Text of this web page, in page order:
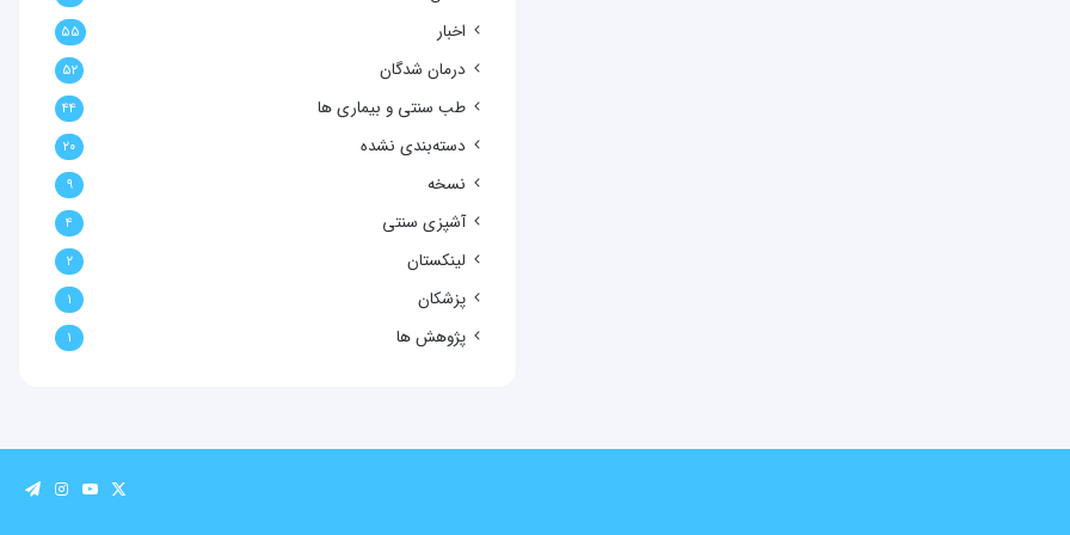
اخبار ۵۵
درمان شدگان ۵۲
طب سنتی و بیماری ها ۴۴
دسته‌بندی نشده ۲۰
نسخه ۹
آشپزی سنتی ۴
لینکستان ۲
پزشکان ۱
پژوهش ها ۱
یوتیوب